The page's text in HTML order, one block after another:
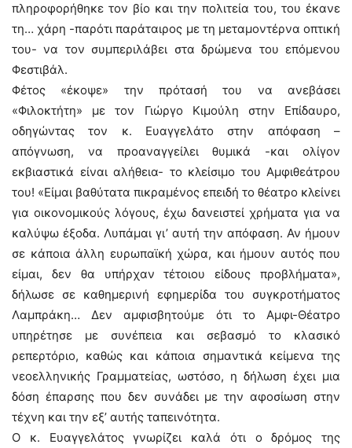
πληροφορήθηκε τον βίο και την πολιτεία του, του έκανε
τη… χάρη -παρότι παράταιρος με τη μεταμοντέρνα οπτική
του- να τον συμπεριλάβει στα δρώμενα του επόμενου
Φεστιβάλ.
Φέτος «έκοψε» την πρότασή του να ανεβάσει
«Φιλοκτήτη» µε τον Γιώργο Κιµούλη στην Επίδαυρο,
οδηγώντας τον κ. Ευαγγελάτο στην απόφαση –
απόγνωση, να προαναγγείλει θυμικά -και ολίγον
εκβιαστικά είναι αλήθεια- το κλείσιμο του Αμφιθεάτρου
του! «Είµαι βαθύτατα πικραµένος επειδή το θέατρο κλείνει
για οικονοµικούς λόγους, έχω δανειστεί χρήµατα για να
καλύψω έξοδα. Λυπάµαι γι’ αυτή την απόφαση. Αν ήμουν
σε κάποια άλλη ευρωπαϊκή χώρα, και ήµουν αυτός που
είµαι, δεν θα υπήρχαν τέτοιου είδους προβλήµατα»,
δήλωσε σε καθημερινή εφημερίδα του συγκροτήματος
Λαμπράκη… Δεν αμφισβητούμε ότι το Αμφι-Θέατρο
υπηρέτησε με συνέπεια και σεβασμό το κλασικό
ρεπερτόριο, καθώς και κάποια σημαντικά κείμενα της
νεοελληνικής Γραμματείας, ωστόσο, η δήλωση έχει μια
δόση έπαρσης που δεν συνάδει με την αφοσίωση στην
τέχνη και την εξ’ αυτής ταπεινότητα.
Ο κ. Ευαγγελάτος γνωρίζει καλά ότι ο δρόμος της